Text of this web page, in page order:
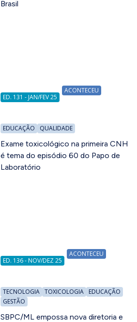
Brasil
ED. 131 - JAN/FEV 25
ACONTECEU
EDUCAÇÃO QUALIDADE
Exame toxicológico na primeira CNH
é tema do episódio 60 do Papo de
Laboratório
ED. 136 - NOV/DEZ 25
ACONTECEU
TECNOLOGIA TOXICOLOGIA
EDUCAÇÃO
GESTÃO
SBPC/ML empossa nova diretoria e